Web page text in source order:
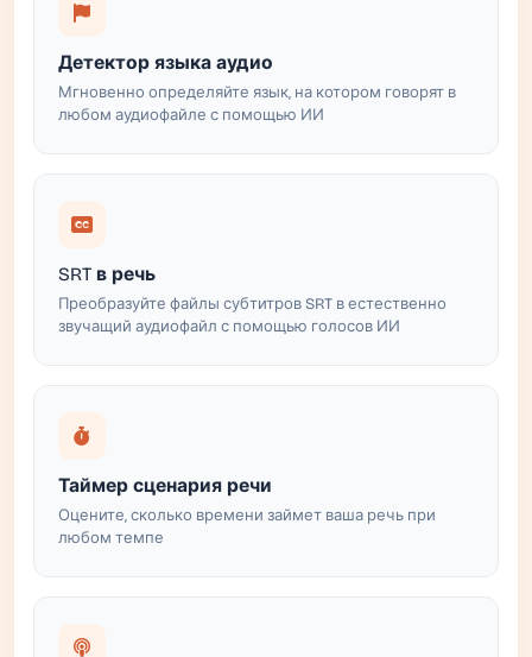
Детектор языка аудио
Мгновенно определяйте язык, на котором говорят в
любом аудиофайле с помощью ИИ
SRT в речь
Преобразуйте файлы субтитров SRT в естественно
звучащий аудиофайл с помощью голосов ИИ
Таймер сценария речи
Оцените, сколько времени займет ваша речь при
любом темпе